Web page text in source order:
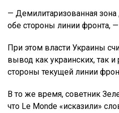
— Демилитаризованная
обе стороны линии фронта, —
При этом власти Украины
вывод как украинских, так
стороны текущей линии
В то же время, советник
что Le Monde «исказили»